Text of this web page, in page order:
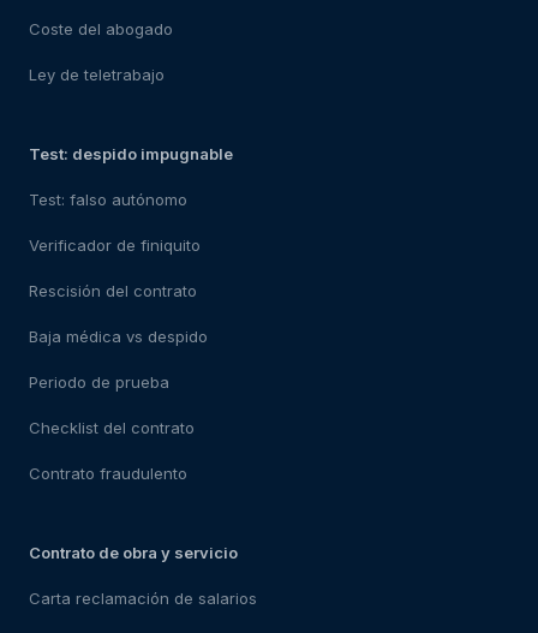
Coste del abogado
Ley de teletrabajo
Test: despido impugnable
Test: falso autónomo
Verificador de finiquito
Rescisión del contrato
Baja médica vs despido
Periodo de prueba
Checklist del contrato
Contrato fraudulento
Contrato de obra y servicio
Carta reclamación de salarios